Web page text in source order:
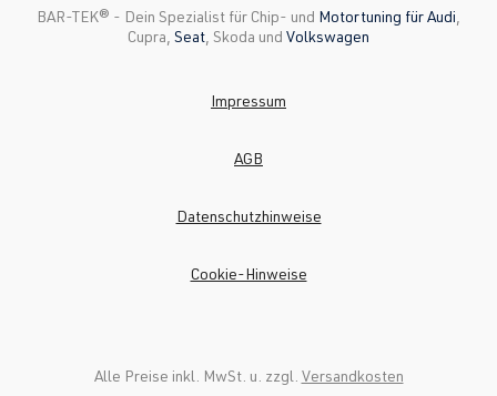
BAR-TEK®️ - Dein Spezialist für Chip- und Motortuning für Audi
Cupra, Seat , Skoda und Volkswagen
Alle Preise inkl. MwSt. u. zzgl. Versandkosten
Impressum
AGB
Datenschutzhinweise
Cookie-Hinweise